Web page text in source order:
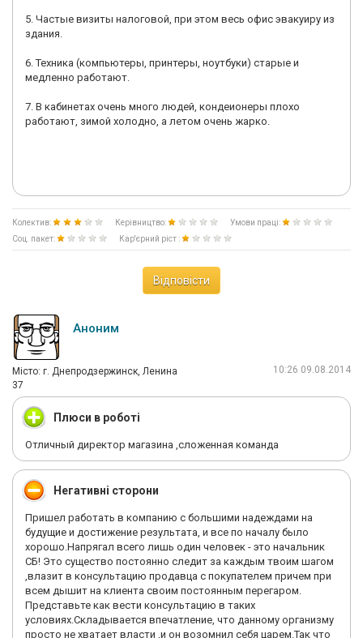
5. Частые визиты налоговой, при этом весь офис эвакуиру из
здания.
6. Техника (компьютеры, принтеры, ноутбуки) старые и
медленно работают.
7. В кабинетах очень много людей, кондеионеры плохо
работают, зимой холодно, а летом очень жарко.
Колектив: Керівництво:
Умови праці:
Соц. пакет:
Кар'єрний ріст :
Відповісти
Аноним
Мiсто: г. Днепродзержинск, Ленина
37
10:26 09.08.2014
Плюси в роботі
Отличный директор магазина ,сложенная команда
Негативні сторони
Пришел работать в компанию с большими надеждами на
будущие и достижение результата, и все по началу было
хорошо.Напрягал всего лишь один человек - это начальник
СБ! Это существо постоянно следит за каждым твоим шагом
,влазит в консультацию продавца с покупателем причем при
всем дышит на клиента своим постоянным перегаром.
Представьте как вести консультацию в таких
условиях.Складывается впечатление, что данному организму
просто не хватает власти ,и он возомнил себя царем.Так что